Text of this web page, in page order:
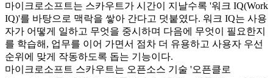
마이크로소프트는 스카우트가 시간이 지날수록 '워크 IQ(Work
IQ)'를 바탕으로 맥락을 쌓아 간다고 덧붙였다. 워크 IQ는 사용
자가 어떻게 일하고 무엇을 중시하며 다음에 무엇이 필요한지
를 학습해, 업무를 이어 가면서 점차 더 유용하고 사용자 우선
순위에 맞게 작동하도록 돕는 기능이다.
마이크로소프트 스카우트는 오픈소스 기술 '오픈클로